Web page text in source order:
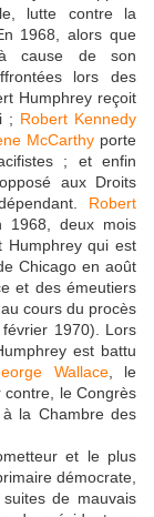
lutte contre la
1968, alors que
cause de son
lors des
Humphrey reçoit
; Robert Kennedy
McCarthyporte
; et enfin
aux Droits
Robert
1968, deux mois
Humphrey qui est
Chicago en août
et des émeutiers
cours du procès
1970). Lors
est battu
Wallace, le
contre, le Congrès
la Chambre des
et le plus
démocrate,
de mauvais